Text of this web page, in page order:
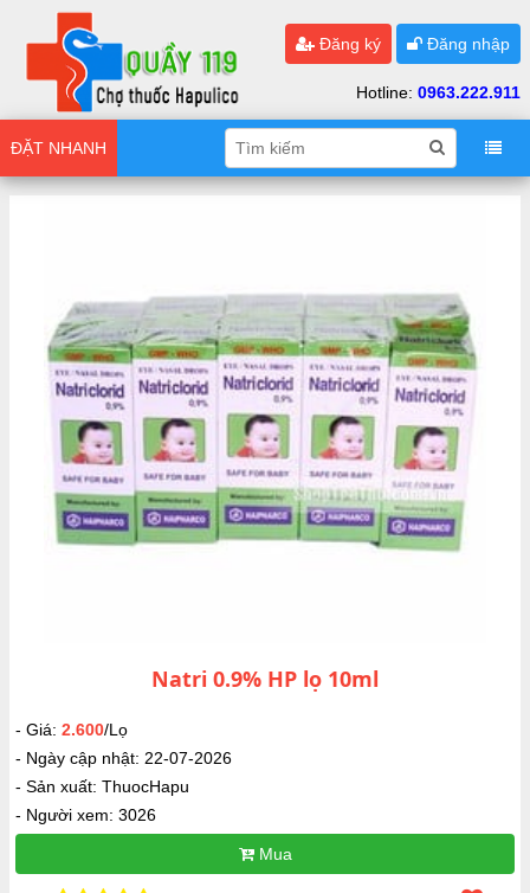
Đăng ký Đăng nhập
Hotline: 0963.222.911
ĐẶT NHANH
Natri 0.9% HP lọ 10ml
- Giá: 2.600/Lọ
- Ngày cập nhật: 22-07-2026
- Sản xuất: ThuocHapu
- Người xem: 3026
Mua